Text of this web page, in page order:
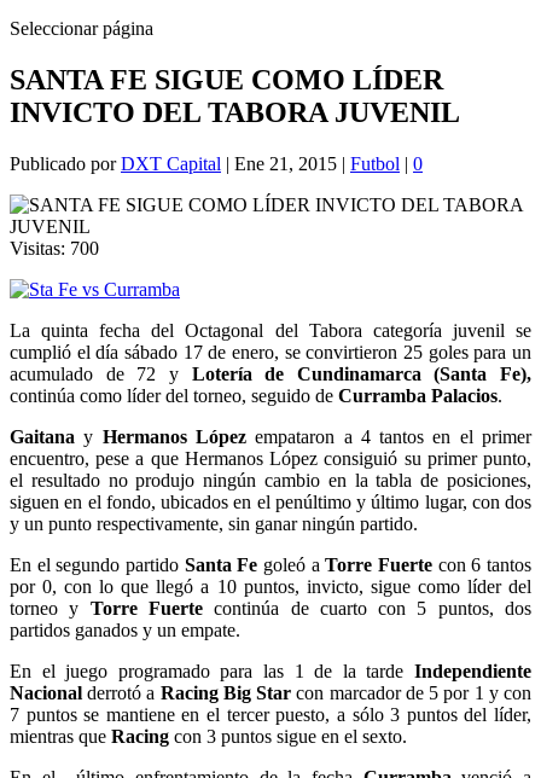
Seleccionar página
SANTA FE SIGUE COMO LÍDER
INVICTO DEL TABORA JUVENIL
Publicado porDXT Capital | Ene 21, 2015 | Futbol | 0
Visitas: 700
La quinta fecha del Octagonal del Tabora categoría juvenil se
cumplió el día sábado 17 de enero, se convirtieron 25 goles para un
acumulado de 72 y Lotería de Cundinamarca (Santa Fe),
continúa como líder del torneo, seguido de Curramba Palacios.
Gaitana y Hermanos Lópezempataron a 4 tantos en el primer
encuentro, pese a que Hermanos López consiguió su primer punto,
el resultado no produjo ningún cambio en la tabla de posiciones,
siguen en el fondo, ubicados en el penúltimo y último lugar, con dos
y un punto respectivamente, sin ganar ningún partido.
En el segundo partido Santa Fe goleó aTorre Fuerte con 6 tantos
por 0, con lo que llegó a 10 puntos, invicto, sigue como líder del
torneo y Torre Fuertecontinúa de cuarto con 5 puntos, dos
partidos ganados y un empate.
En el juego programado para las 1 de la tarde Independiente
Nacional derrotó a Racing Big Star con marcador de 5 por 1 y con
7 puntos se mantiene en el tercer puesto, a sólo 3 puntos del líder,
mientras que Racing con 3 puntos sigue en el sexto.